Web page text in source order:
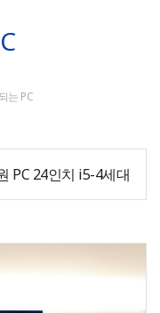
는 PC
PC 24인치 i5-4세대